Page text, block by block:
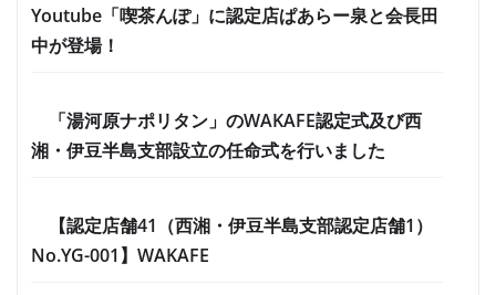
Youtube「喫茶んぽ」に認定店ぱあらー泉と会長田
中が登場！
「湯河原ナポリタン」のWAKAFE認定式及び西
湘・伊豆半島支部設立の任命式を行いました
【認定店舗41（西湘・伊豆半島支部認定店舗1）
No.YG-001】WAKAFE